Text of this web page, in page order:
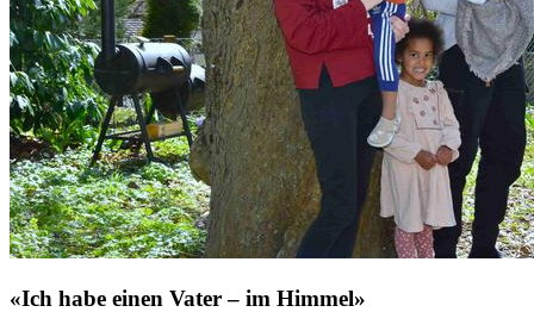
«Ich habe einen Vater – im Himmel»